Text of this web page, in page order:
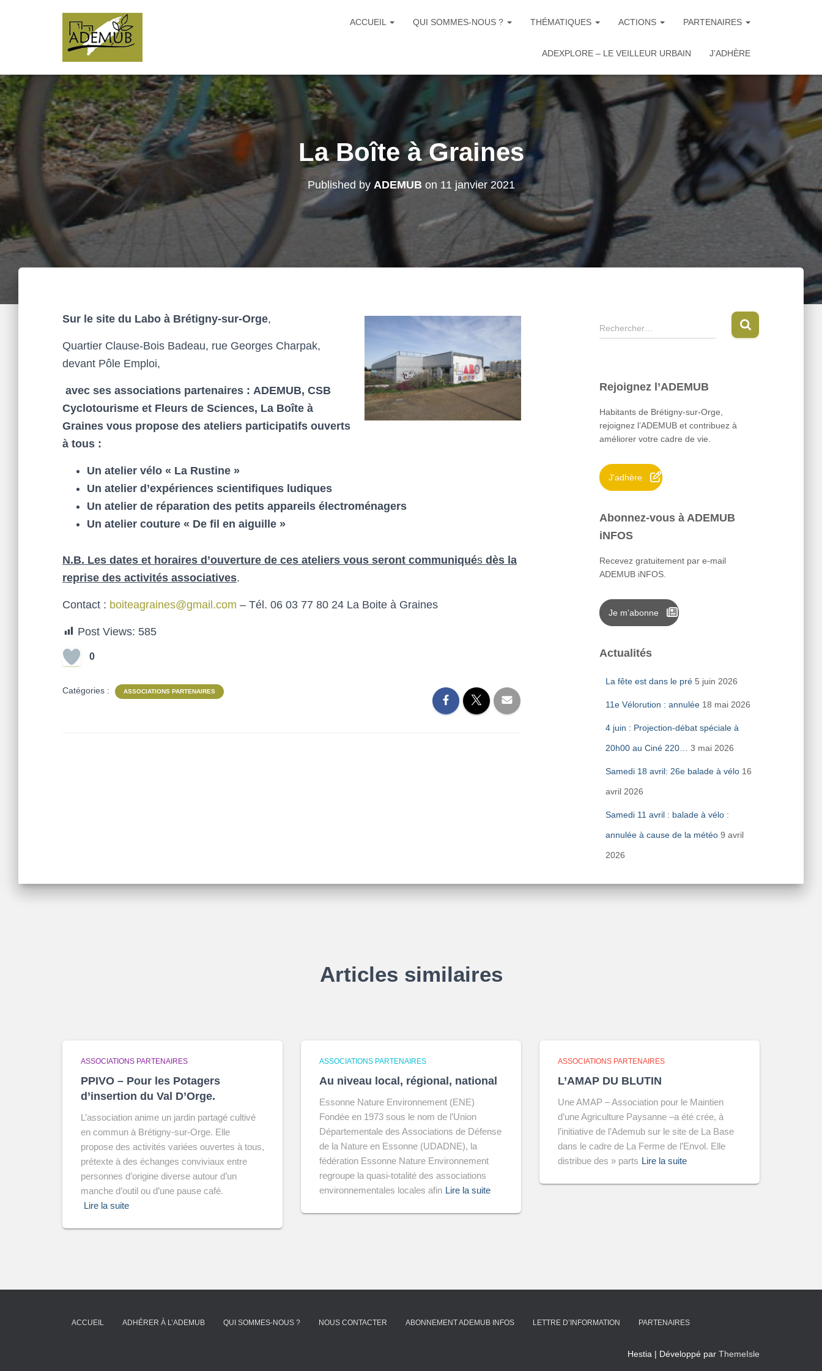
ACCUEIL QUI SOMMES-NOUS ? THÉMATIQUES ACTIONS PARTENAIRES
ADEXPLORE – LE VEILLEUR URBAIN J’ADHÈRE
La Boîte à Graines
Published by ADEMUBon 11 janvier 2021
Sur le site du Labo à Brétigny-sur-Orge,
Quartier Clause-Bois Badeau, rue Georges Charpak,
devant Pôle Emploi,
avec ses associations partenaires : ADEMUB, CSB
Cyclotourisme et Fleurs de Sciences, La Boîte à
Graines vous propose des ateliers participatifs ouverts
à tous :
Un atelier vélo « La Rustine »
Un atelier d’expériences scientifiques ludiques
Un atelier de réparation des petits appareils électroménagers
Un atelier couture « De fil en aiguille »
N.B. Les dates et horaires d’ouverture de ces ateliers vous seront communiqués dès la
reprise des activités associatives.
Contact : boiteagraines@gmail.com – Tél. 06 03 77 80 24 La Boite à Graines
Post Views: 585
0
Catégories : ASSOCIATIONS PARTENAIRES
R
e
r
h
e
r
:
Rechercher…
Rejoignez l’ADEMUB
Habitants de Brétigny-sur-Orge,
rejoignez l’ADEMUB et contribuez à
améliorer votre cadre de vie.
J'adhère
Abonnez-vous à ADEMUB
iNFOS
Recevez gratuitement par e-mail
ADEMUB iNFOS.
Je m'abonne
Actualités
La fête est dans le pré 5 juin 2026
11e Vélorution : annulée 18 mai 2026
4 juin : Projection-débat spéciale à
20h00 au Ciné 220… 3 mai 2026
Samedi 18 avril: 26e balade à vélo 16
avril 2026
Samedi 11 avril : balade à vélo :
annulée à cause de la météo 9 avril
2026
Articles similaires
ASSOCIATIONS PARTENAIRES
PPIVO – Pour les Potagers
d’insertion du Val D’Orge.
L’association anime un jardin partagé cultivé
en commun à Brétigny-sur-Orge. Elle
propose des activités variées ouvertes à tous,
prétexte à des échanges conviviaux entre
personnes d’origine diverse autour d’un
manche d’outil ou d’une pause café.
Lire la suite
ASSOCIATIONS PARTENAIRES
Au niveau local, régional, national
Essonne Nature Environnement (ENE)
Fondée en 1973 sous le nom de l’Union
Départementale des Associations de Défense
de la Nature en Essonne (UDADNE), la
fédération Essonne Nature Environnement
regroupe la quasi-totalité des associations
environnementales locales afin Lire la suite
ASSOCIATIONS PARTENAIRES
L’AMAP DU BLUTIN
Une AMAP – Association pour le Maintien
d’une Agriculture Paysanne –a été crée, à
l’initiative de l’Ademub sur le site de La Base
dans le cadre de La Ferme de l’Envol. Elle
distribue des » parts Lire la suite
ACCUEIL ADHÉRER À L’ADEMUB QUI SOMMES-NOUS ? NOUS CONTACTER ABONNEMENT ADEMUB INFOS LETTRE D’INFORMATION PARTENAIRES
Hestia | Développé par ThemeIsle